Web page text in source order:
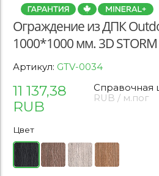
Ограждение из ДПК
1000*1000 мм. 3D STORM
Артикул: GTV-0034
11 137,38
RUB
Справочная
RUB / м.пог
Цвет